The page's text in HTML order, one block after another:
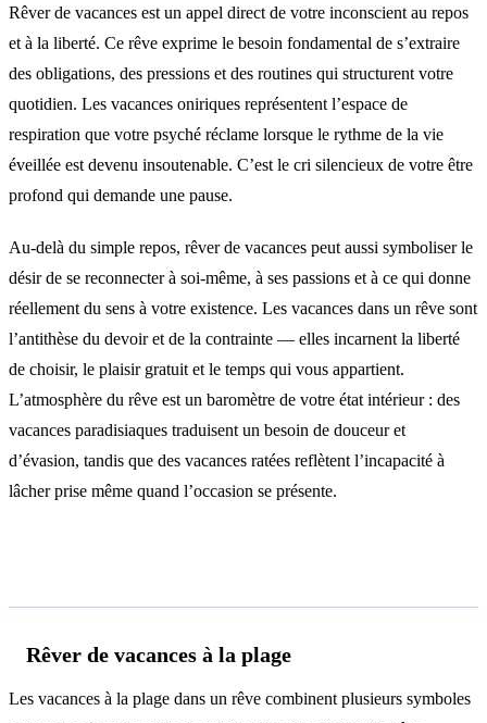
Rêver de vacances est un appel direct de votre inconscient au repos
et à la liberté. Ce rêve exprime le besoin fondamental de s’extraire
des obligations, des pressions et des routines qui structurent votre
quotidien. Les vacances oniriques représentent l’espace de
respiration que votre psyché réclame lorsque le rythme de la vie
éveillée est devenu insoutenable. C’est le cri silencieux de votre être
profond qui demande une pause.
Au-delà du simple repos, rêver de vacances peut aussi symboliser le
désir de se reconnecter à soi-même, à ses passions et à ce qui donne
réellement du sens à votre existence. Les vacances dans un rêve sont
l’antithèse du devoir et de la contrainte — elles incarnent la liberté
de choisir, le plaisir gratuit et le temps qui vous appartient.
L’atmosphère du rêve est un baromètre de votre état intérieur : des
vacances paradisiaques traduisent un besoin de douceur et
d’évasion, tandis que des vacances ratées reflètent l’incapacité à
lâcher prise même quand l’occasion se présente.
Rêver de vacances à la plage
Les vacances à la plage dans un rêve combinent plusieurs symboles